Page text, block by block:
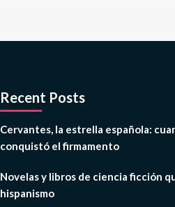
Recent Posts
Cervantes, la estrella española:
conquistó el firmamento
Novelas y libros de ciencia ficción
hispanismo